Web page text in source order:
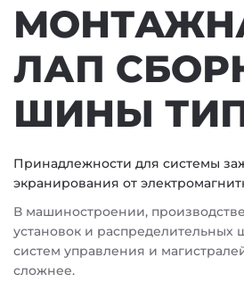
ЛАП
ШИНЫ ТИП
Принадлежности для системы
экранирования от
В машиностроении,
установок и распределительных
систем управления и
сложнее.